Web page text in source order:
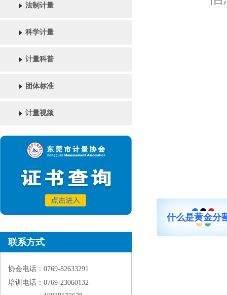
法制计量
科学计量
计量科普
团体标准
计量视频
联系方式
协会电话：0769-82633291
培训电话：0769-23060132
什么是黄金分